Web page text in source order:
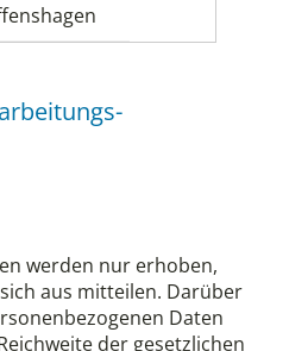
werden nur erhoben,
aus mitteilen. Darüber
Daten
der gesetzlichen